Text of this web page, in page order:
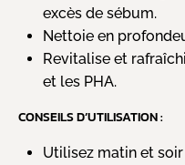
excès de sébum.
Nettoie en
Revitalise et
et les PHA.
CONSEILS D’UTILISATION :
Utilisez matin et